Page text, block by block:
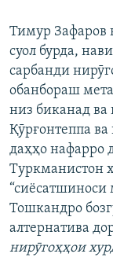
Тимур Зафаров
суол бурда,
сарбанди
обанбораш
низ биканад
Қӯрғонтеппа
даҳҳо нафарро
Туркманистон
“сиёсатшиноси
Тошкандро
алтернатива
нирӯгоҳҳои